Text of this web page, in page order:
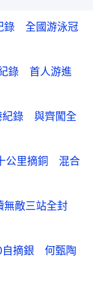
錄 全國游泳冠
錄 首人游進
紀錄 與齊闖全
公里摘銅 混合
無敵三站全封
自摘銀 何甄陶